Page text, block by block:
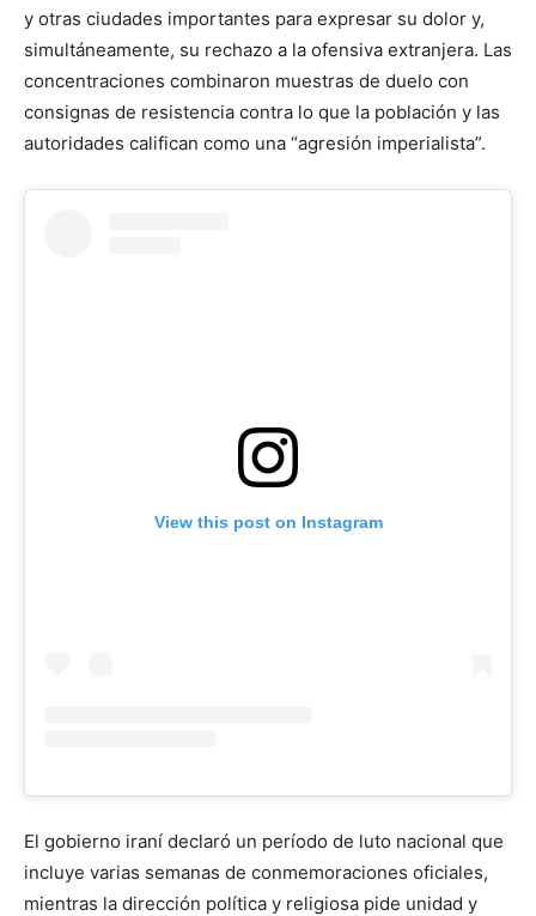
y otras ciudades importantes para expresar su dolor y,
simultáneamente, su rechazo a la ofensiva extranjera. Las
concentraciones combinaron muestras de duelo con
consignas de resistencia contra lo que la población y las
autoridades califican como una “agresión imperialista”.
View this post on Instagram
El gobierno iraní declaró un período de luto nacional que
incluye varias semanas de conmemoraciones oficiales,
mientras la dirección política y religiosa pide unidad y